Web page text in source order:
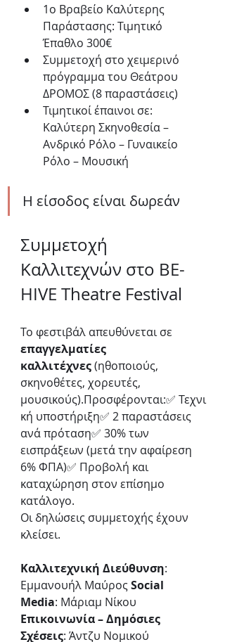
1ο Βραβείο Καλύτερης
Παράστασης: Τιμητικό
Έπαθλο 300€
Συμμετοχή στο χειμερινό
πρόγραμμα του Θεάτρου
ΔΡΟΜΟΣ (8 παραστάσεις)
Τιμητικοί έπαινοι σε:
Καλύτερη Σκηνοθεσία –
Ανδρικό Ρόλο – Γυναικείο
Ρόλο – Μουσική
Η είσοδος είναι δωρεάν
Συμμετοχή
Καλλιτεχνών στο BE-
HIVE Theatre Festival
Το φεστιβάλ απευθύνεται σε
επαγγελματίες
καλλιτέχνες (ηθοποιούς,
σκηνοθέτες, χορευτές,
μουσικούς).Προσφέρονται:✅ Τεχνι
κή υποστήριξη✅ 2 παραστάσεις
ανά πρόταση✅ 30% των
εισπράξεων (μετά την αφαίρεση
6% ΦΠΑ)✅ Προβολή και
καταχώρηση στον επίσημο
κατάλογο.
Οι δηλώσεις συμμετοχής έχουν
κλείσει.
Καλλιτεχνική Διεύθυνση:
Εμμανουήλ Μαύρος Social
Media: Μάριαμ Νίκου
Επικοινωνία – Δημόσιες
Σχέσεις: Άντζυ Νομικού